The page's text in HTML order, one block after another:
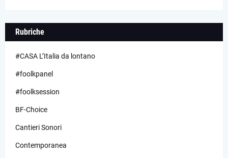
Rubriche
#CASA L’Italia da lontano
#foolkpanel
#foolksession
BF-Choice
Cantieri Sonori
Contemporanea